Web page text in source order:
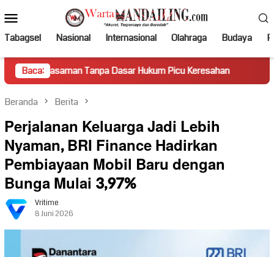
ke
kontenMobile
Tabagsel Nasional Internasional Olahraga Budaya
Baca:
Tanpa Dasar Hukum Picu Keresahan Truk Miring
Beranda Berita
Perjalanan Keluarga Jadi Lebih
Nyaman, BRI Finance Hadirkan
Pembiayaan Mobil Baru dengan
Bunga Mulai 3,97%
Vritime
8 Juni 2026